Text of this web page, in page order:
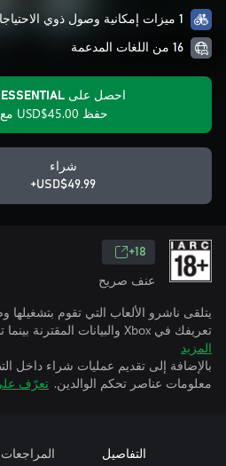
1 ميزات إمكانية وصول ذوي الاحتياجات الخاصة
16 من اللغات المدعمة
احصل على GAME PASS ESSENTIAL
حفظ USD$45.00 مع
شراء
USD$49.99+
18+
عنف صريح
يتلقى ناشرو الألعاب التي تقوم
تعريفك في Xbox والبيانات المقترنة بينما تمارس الألعاب.
المزيد
بالإضافة إلى تقديم عمليات شراء داخل
معلومات عناصر تحكم الوالدين. تعرّف
التفاصيل المراجعات